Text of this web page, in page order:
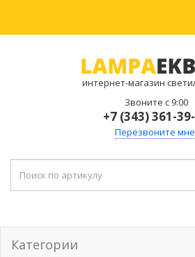
интернет-магазин
Звоните с 9:00
+7 (343) 361-
Перезвоните
Категории